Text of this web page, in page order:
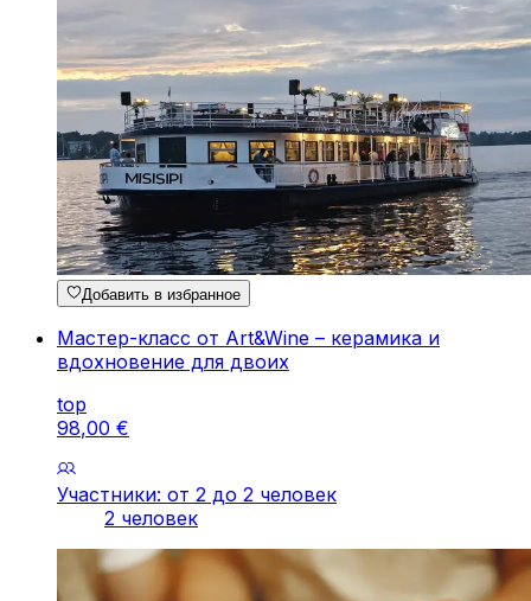
Добавить в избранное
Мастер-класс от Art&Wine – керамика и
вдохновение для двоих
top
98,00 €
Участники: от 2 до 2 человек
2 человек